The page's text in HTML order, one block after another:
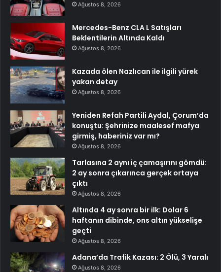
Ağustos 8, 2026
Mercedes-Benz CLA L Satışları
Beklentilerin Altında Kaldı
Ağustos 8, 2026
Kazada ölen Nazlıcan ile ilgili yürek
yakan detay
Ağustos 8, 2026
Yeniden Refah Partili Aydal, Çorum’da
konuştu: Şehrinize maalesef mafya
girmiş, haberiniz var mı?
Ağustos 8, 2026
Tarlasına 2 aynı iç çamaşırını gömdü:
2 ay sonra çıkarınca gerçek ortaya
çıktı
Ağustos 8, 2026
Altında 4 ay sonra bir ilk: Dolar 6
haftanın dibinde, ons altın yükselişe
geçti
Ağustos 8, 2026
Adana’da Trafik Kazası: 2 Ölü, 3 Yaralı
Ağustos 8, 2026